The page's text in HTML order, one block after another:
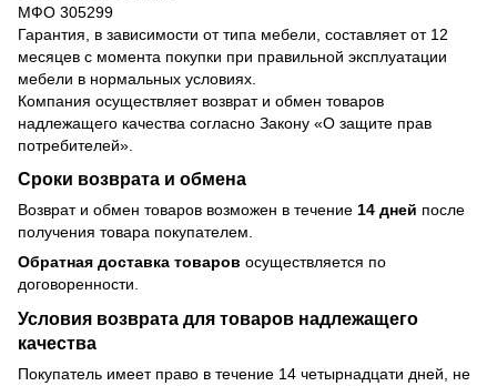
МФО 305299
Гарантия, в зависимости от типа мебели, составляет от 12
месяцев с момента покупки при правильной эксплуатации
мебели в нормальных условиях.
Компания осуществляет возврат и обмен товаров
надлежащего качества согласно Закону «О защите прав
потребителей»
Сроки возврата и обмена
Возврат и обмен товаров возможен в течение 14 дней после
получения товара покупателем.
Обратная доставка товаров осуществляется по
договоренности.
Условия возврата для товаров надлежащего
качества
Покупатель имеет право в течение 14 четырнадцати дней, не